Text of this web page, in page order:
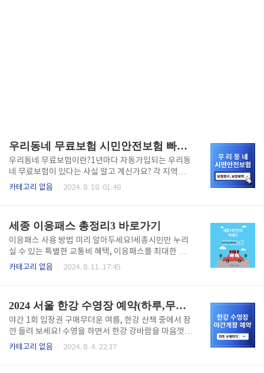
우리동네 무료보험 시민안전보험 빠른 청구,보장내용, 한도 바로가기
우리동네 무료보험이란?1년마다 자동가입되는 우리동
네 무료보험이 있다는 사실 알고 계신가요? 각 지역마
다 별도 운영되며 시민의 안전을 위해 무료가입되는 시
보상금! 바로 아래를 통해 자세한 내용을 확인하세
요! 시민안전보험 자세히보기👆 우리동네 무료보험 보
장내역각 지역마다 보장내역이 다릅니다. 각 지역마다
특색있게 보장해주는 다양한 보상내역이 궁금하시다면
바로 아래를 통해 우리동네 무료보험 '시민안전보험'의
인하세요! 시민안전보험 보장내역 보기👆 ..
카테고리 없음 2024. 8. 18. 01:48
세종 이응패스 총정리3 바로가기
이응패스 사용 방법 미리 알아두세요!세종시민만 누리
실 수 있는 특별한 교통비 혜택, 이응패스를 최대한 활
용하려면 어떻게 해야 할까요? 이응패스 카드를 발급받
요! 부모님들도 간편 신청하실 수 있습니다. 지금 바로
신청해보세요! 이응패스 바로 신청하기👆 이응패스 전
용 카드 신청하기세종 시민이라면 무조건 신청하세요!
놓치시면 후회하실 꺼에요. 세종시 시민이라면 누구나
누릴 수 있는 혜택, 이응패스 전용 신용/체크카드를 선
카테고리 없음 2024. 8. 11. 17:45
2024 서울 한강 수영장 예약(하루,무제한) 구매 바로가기
야간 1회 입장권 구매무더운 여름, 한강 산책 중에서 잠
깐 들려 보세요! 수영을 하면서 한강 강바람을 마음껏
즐길 수 있습니다. 가족들과 함께 즐겁게 휴가를 보낼
카테고리 없음 2024. 8. 4. 22:37